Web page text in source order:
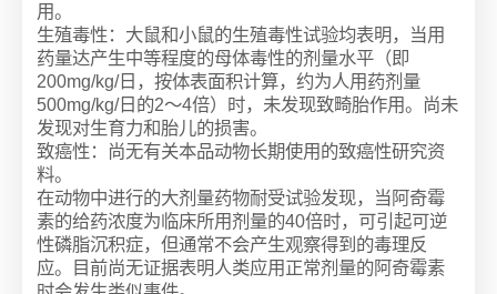
用。
生殖毒性：大鼠和小鼠的生殖毒性试验均表明，当用
药量达产生中等程度的母体毒性的剂量水平（即
200mg/kg/日，按体表面积计算，约为人用药剂量
500mg/kg/日的2～4倍）时，未发现致畸胎作用。尚未
发现对生育力和胎儿的损害。
致癌性：尚无有关本品动物长期使用的致癌性研究资
料。
在动物中进行的大剂量药物耐受试验发现，当阿奇霉
素的给药浓度为临床所用剂量的40倍时，可引起可逆
性磷脂沉积症，但通常不会产生观察得到的毒理反
应。目前尚无证据表明人类应用正常剂量的阿奇霉素